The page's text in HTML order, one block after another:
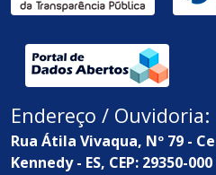
Endereço / Ouvidoria:
Rua Átila Vivaqua, Nº 79 -
Kennedy - ES, CEP: 29350-000